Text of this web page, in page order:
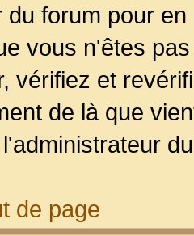
du forum pour
vous n'êtes
vérifiez et
de là que
de page